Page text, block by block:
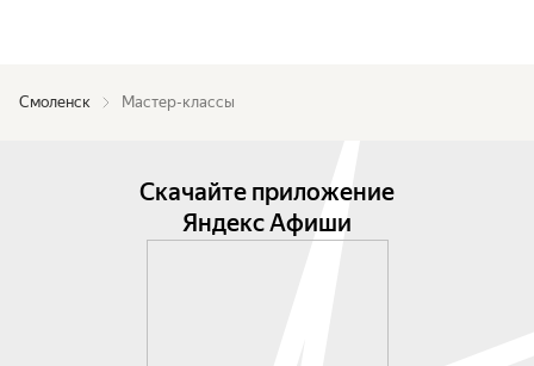
Смоленск Мастер-классы
Скачайте приложение
Яндекс Афиши